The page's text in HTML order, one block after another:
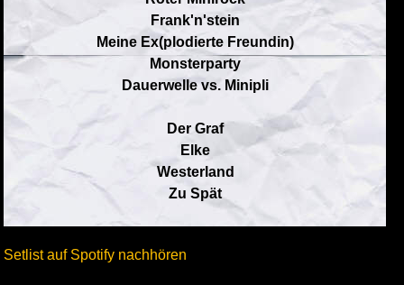
Frank'n'stein
Meine Ex(plodierte Freundin)
Monsterparty
Dauerwelle vs. Minipli
Der Graf
Elke
Westerland
Zu Spät
Setlist auf Spotify nachhören